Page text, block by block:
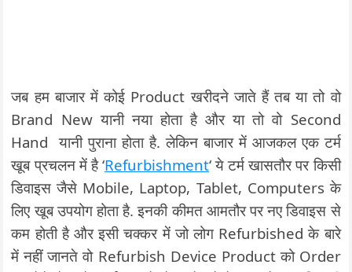
जब हम बाजार में कोई Product खरीदने जाते हैं तब या तो वो
Brand New यानी नया होता है और या तो वो Second
Hand यानी पुराना होता है. लेकिन बाजार में आजकल एक टर्म
खूब प्रचलन में है ‘Refurbishment‘ ये टर्म खासतौर पर किसी
डिवाइस जैसे Mobile, Laptop, Tablet, Computers के
लिए खूब उपयोग होता है. इनकी कीमत आमतौर पर नए डिवाइस से
कम होती है और इसी चक्कर में जो लोग Refurbished के बारे
में नहीं जानते वो Refurbish Device Product को Order